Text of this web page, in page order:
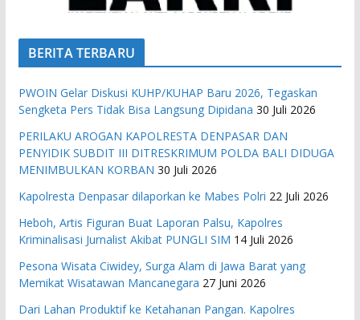
BERITA TERBARU
PWOIN Gelar Diskusi KUHP/KUHAP Baru 2026, Tegaskan
Sengketa Pers Tidak Bisa Langsung Dipidana 30 Juli 2026
PERILAKU AROGAN KAPOLRESTA DENPASAR DAN
PENYIDIK SUBDIT III DITRESKRIMUM POLDA BALI DIDUGA
MENIMBULKAN KORBAN 30 Juli 2026
Kapolresta Denpasar dilaporkan ke Mabes Polri 22 Juli 2026
Heboh, Artis Figuran Buat Laporan Palsu, Kapolres
Kriminalisasi Jurnalist Akibat PUNGLI SIM 14 Juli 2026
Pesona Wisata Ciwidey, Surga Alam di Jawa Barat yang
Memikat Wisatawan Mancanegara 27 Juni 2026
Dari Lahan Produktif ke Ketahanan Pangan. Kapolres